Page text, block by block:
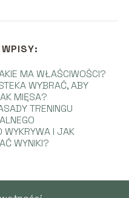
MA WŁAŚCIWOŚCI?
WYBRAĆ, ABY
MIĘSA?
TRENINGU
WYKRYWA I JAK
WYNIKI?